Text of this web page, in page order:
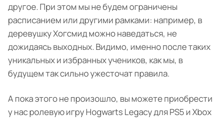
другое. При этом мы не будем ограничены
расписанием или другими рамками: например, в
деревушку Хогсмид можно наведаться, не
дожидаясь выходных. Видимо, именно после таких
уникальных и избранных учеников, как мы, в
будущем так сильно ужесточат правила.
А пока этого не произошло, вы можете приобрести
у нас ролевую игру Hogwarts Legacy для PS5 и Xbox